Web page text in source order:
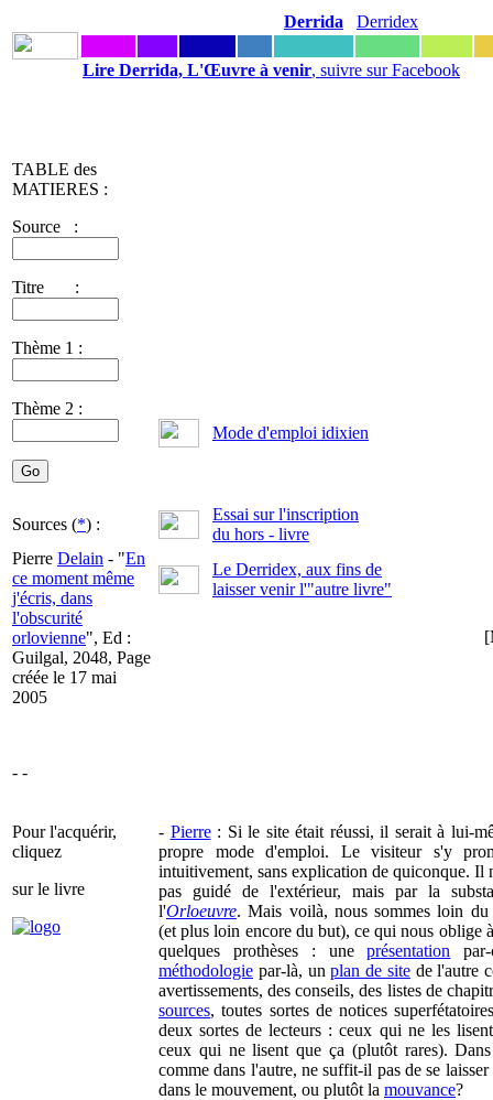
Derrida Derridex
Lire Derrida, L'Œuvre à venir, suivre sur Facebook
TABLE des
MATIERES :
Source :
Titre :
Thème 1 :
Thème 2 :
Mode d'emploi idixien
Sources (*) :
Essai sur l'inscription
du hors - livre
Pierre Delain - "En
ce moment même
j'écris, dans
l'obscurité
orlovienne", Ed :
Guilgal, 2048, Page
créée le 17 mai
2005
- -
Le Derridex, aux fins de
laisser venir l'"autre livre"
Pour l'acquérir,
cliquez
sur le livre
- Pierre: Si le site était réussi, il serait à lui-
propre mode d'emploi. Le visiteur s'y
intuitivement, sans explication de quiconque. Il
pas guidé de l'extérieur, mais par la
l'Orloeuvre. Mais voilà, nous sommes loin du
(et plus loin encore du but), ce qui nous oblige
quelques prothèses : uneprésentation
méthodologie par-là, unplan de sitede l'autre
avertissements, des conseils, des listes de
sources, toutes sortes de notices
deux sortes de lecteurs : ceux qui ne les
ceux qui ne lisent que ça (plutôt rares).
comme dans l'autre, ne suffit-il pas de se laisser
dans le mouvement, ou plutôt la mouvance?